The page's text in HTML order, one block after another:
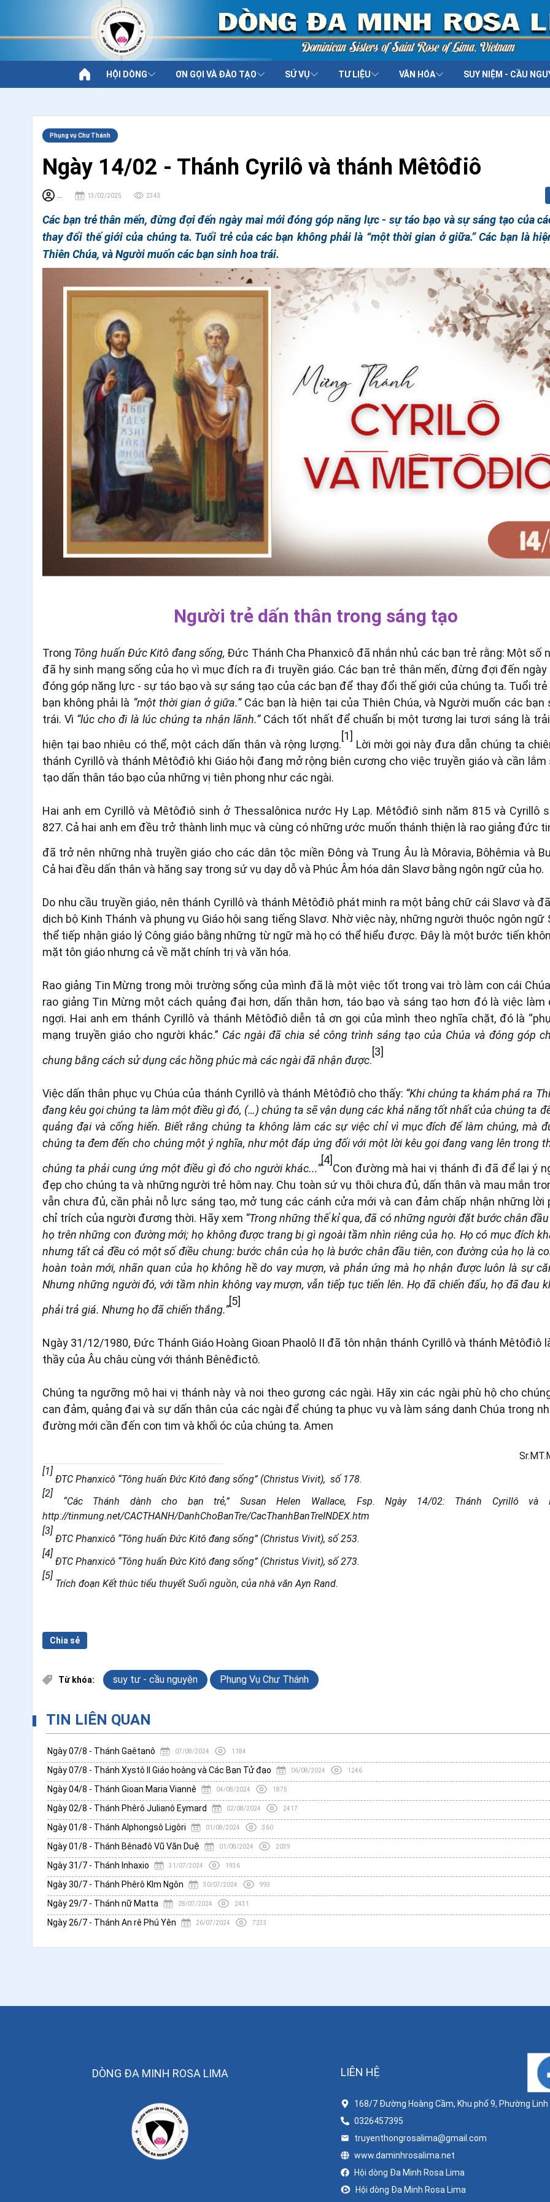
HỘI DÒNG ƠN GỌI VÀ ĐÀO TẠO SỨ VỤ TƯ LIỆU VĂN HÓA SUY NIỆM - CẦU
Phụng vụ Chư Thánh
Ngày 14/02 - Thánh Cyrilô và thánh Mêtôđiô
... 13/02/2025 2343
Các bạn trẻ thân mến, đừng đợi đến ngày mai mới đóng góp năng lực - sự táo bạo và sự sáng tạo của
thay đổi thế giới của chúng ta. Tuổi trẻ của các bạn không phải là “một thời gian ở giữa.” Các bạn là
Thiên Chúa, và Người muốn các bạn sinh hoa trái.
Người trẻ dấn thân trong sáng tạo
Trong Tông huấn Đức Kitô đang sống, Đức Thánh Cha Phanxicô đã nhắn nhủ các bạn trẻ rằng: Một số
đã hy sinh mạng sống của họ vì mục đích ra đi truyền giáo. Các bạn trẻ thân mến, đừng đợi đến ngày
đóng góp năng lực - sự táo bạo và sự sáng tạo của các bạn để thay đổi thế giới của chúng ta. Tuổi
bạn không phải là “một thời gian ở giữa.” Các bạn là hiện tại của Thiên Chúa, và Người muốn các bạn
trái. Vì “lúc cho đi là lúc chúng ta nhận lãnh.”Cách tốt nhất để chuẩn bị một tương lai tươi sáng là
hiện tại bao nhiêu có thể, một cách dấn thân và rộng lượng.
[1]
Lời mời gọi này đưa dẫn chúng ta
thánh Cyrillô và thánh Mêtôđiô khi Giáo hội đang mở rộng biên cương cho việc truyền giáo và cần lắm
tạo dấn thân táo bạo của những vị tiên phong như các ngài.
Hai anh em Cyrillô và Mêtôđiô sinh ở Thessalônica nước Hy Lạp. Mêtôđiô sinh năm 815 và Cyrillô
827. Cả hai anh em đều trở thành linh mục và cùng có những ước muốn thánh thiện là rao giảng đức
đã trở nên những nhà truyền giáo cho các dân tộc miền Đông và Trung Âu là Môravia, Bôhêmia và
Cả hai đều dấn thân và hăng say trong sứ vụ dạy dỗ và Phúc Âm hóa dân Slavơ bằng ngôn ngữ của họ.
Do nhu cầu truyền giáo, nên thánh Cyrillô và thánh Mêtôđiô phát minh ra một bảng chữ cái Slavơ và
dịch bộ Kinh Thánh và phụng vụ Giáo hội sang tiếng Slavơ. Nhờ việc này, những người thuộc ngôn ngữ
thể tiếp nhận giáo lý Công giáo bằng những từ ngữ mà họ có thể hiểu được. Đây là một bước tiến
mặt tôn giáo nhưng cả về mặt chính trị và văn hóa.
Rao giảng Tin Mừng trong môi trường sống của mình đã là một việc tốt trong vai trò làm con cái
rao giảng Tin Mừng một cách quảng đại hơn, dấn thân hơn, táo bạo và sáng tạo hơn đó là việc làm
ngợi. Hai anh em thánh Cyrillô và thánh Mêtôđiô diễn tả ơn gọi của mình theo nghĩa chặt, đó là
mạng truyền giáo cho người khác.” Các ngài đã chia sẻ công trình sáng tạo của Chúa và đóng góp
chung bằng cách sử dụng các hồng phúc mà các ngài đã nhận được.
[3]
Việc dấn thân phục vụ Chúa của thánh Cyrillô và thánh Mêtôđiô cho thấy: “Khi chúng ta khám phá ra
đang kêu gọi chúng ta làm một điều gì đó, (…) chúng ta sẽ vận dụng các khả năng tốt nhất của chúng ta
quảng đại và cống hiến. Biết rằng chúng ta không làm các sự việc chỉ vì mục đích để làm chúng, mà
chúng ta đem đến cho chúng một ý nghĩa, như một đáp ứng đối với một lời kêu gọi đang vang lên trong
chúng ta phải cung ứng một điều gì đó cho người khác...”
[4]
Con đường mà hai vị thánh đi đã để lại ý
đẹp cho chúng ta và những người trẻ hôm nay. Chu toàn sứ vụ thôi chưa đủ, dấn thân và mau mắn
vẫn chưa đủ, cần phải nỗ lực sáng tạo, mở tung các cánh cửa mới và can đảm chấp nhận những lời
chỉ trích của người đương thời. Hãy xem “Trong những thế kỉ qua, đã có những người đặt bước chân
họ trên những con đường mới; họ không được trang bị gì ngoài tầm nhìn riêng của họ. Họ có mục đích
nhưng tất cả đều có một số điều chung: bước chân của họ là bước chân đầu tiên, con đường của họ là
hoàn toàn mới, nhãn quan của họ không hề do vay mượn, và phản ứng mà họ nhận được luôn là sự
Nhưng những người đó, với tầm nhìn không vay mượn, vẫn tiếp tục tiến lên. Họ đã chiến đấu, họ đã đau
phải trả giá. Nhưng họ đã chiến thắng.”
[5]
Ngày 31/12/1980, Đức Thánh Giáo Hoàng Gioan Phaolô II đã tôn nhận thánh Cyrillô và thánh Mêtôđiô
thầy của Âu châu cùng với thánh Bênêđictô.
Chúng ta ngưỡng mộ hai vị thánh này và noi theo gương các ngài. Hãy xin các ngài phù hộ cho
can đảm, quảng đại và sự dấn thân của các ngài để chúng ta phục vụ và làm sáng danh Chúa trong
đường mới cần đến con tim và khối óc của chúng ta. Amen
[1]
ĐTC Phanxicô “Tông huấn Đức Kitô đang sống” (Christus Vivit), số 178.
[2]
“Các Thánh dành cho bạn trẻ,” Susan Helen Wallace, Fsp. Ngày 14/02: Thánh Cyrillô và
http://tinmung.net/CACTHANH/DanhChoBanTre/CacThanhBanTreINDEX.htm
[3]
ĐTC Phanxicô “Tông huấn Đức Kitô đang sống” (Christus Vivit), số 253.
[4]
ĐTC Phanxicô “Tông huấn Đức Kitô đang sống” (Christus Vivit), số 273.
[5]
Trích đoạn Kết thúc tiểu thuyết Suối nguồn, của nhà văn Ayn Rand.
Chia sẻ
Từ khóa: suy tư - cầu nguyện Phụng Vụ Chư Thánh
TIN LIÊN QUAN
Ngày 07/8 - Thánh Gaêtanô 07/08/2024 1184
Ngày 07/8 - Thánh Xystô II Giáo hoàng và Các Bạn Tử đạo 06/08/2024 1246
Ngày 04/8 - Thánh Gioan Maria Viannê 04/08/2024 1875
Ngày 02/8 - Thánh Phêrô Julianô Eymard 02/08/2024 2417
Ngày 01/8 - Thánh Alphongsô Ligôri 01/08/2024 360
Ngày 01/8 - Thánh Bênađô Vũ Văn Duệ 01/08/2024 2039
Ngày 31/7 - Thánh Inhaxio 31/07/2024 1936
Ngày 30/7 - Thánh Phêrô KIm Ngôn 30/07/2024 993
Ngày 29/7 - Thánh nữ Matta 28/07/2024 2431
Ngày 26/7 - Thánh An rê Phú Yên 26/07/2024 7233
DÒNG ĐA MINH ROSA LIMA LIÊN HỆ
168/7 Đường Hoàng Cầm, Khu phố 9, Phường
0326457395
truyenthongrosalima@gmail.com
www.daminhrosalima.net
Hội dòng Đa Minh Rosa Lima
Hội dòng Đa Minh Rosa Lima